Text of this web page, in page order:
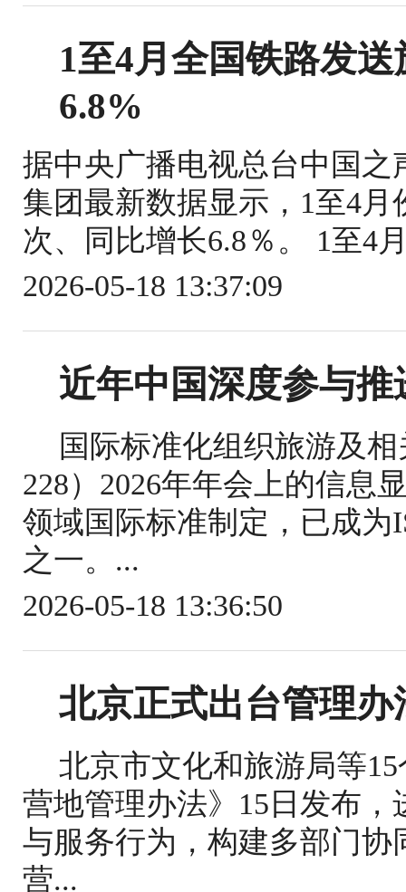
1至4月全国铁路发
6.8%
据中央广播电视总台中国
集团最新数据显示，1至4月
次、同比增长6.8％。 1至4
2026-05-18 13:37:09
近年中国深度参与
国际标准化组织旅游及
228）2026年年会上的信息
领域国际标准制定，已成为
之一。...
2026-05-18 13:36:50
北京正式出台管理
北京市文化和旅游局等
营地管理办法》15日发布
与服务行为，构建多部门
营...